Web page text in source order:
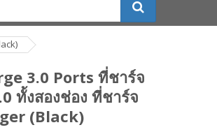
3.0 Ports ที่ชาร์จ
ทั้งสองช่อง ที่ชาร์จ
(Black)